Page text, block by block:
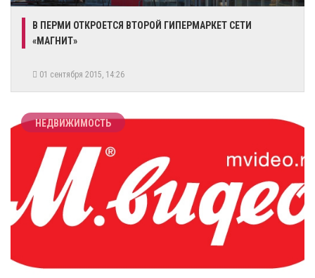
​В ПЕРМИ ОТКРОЕТСЯ ВТОРОЙ ГИПЕРМАРКЕТ СЕТИ
«МАГНИТ»
01 сентября 2015, 14:26
НЕДВИЖИМОСТЬ